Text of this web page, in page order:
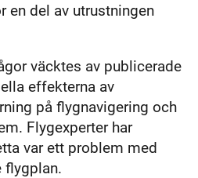
en del av utrustningen
väcktes av publicerade
effekterna av
på flygnavigering och
Flygexperter har
var ett problem med
flygplan.